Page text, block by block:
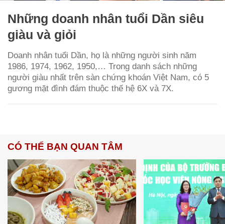
Những doanh nhân tuổi Dần siêu
giàu và giỏi
Doanh nhân tuổi Dần, họ là những người sinh năm
1986, 1974, 1962, 1950,… Trong danh sách những
người giàu nhất trên sàn chứng khoán Việt Nam, có 5
gương mặt đình đám thuộc thế hệ 6X và 7X.
CÓ THỂ BẠN QUAN TÂM